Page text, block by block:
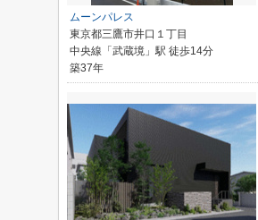
ムーンパレス
東京都三鷹市井口１丁目
中央線「武蔵境」駅 徒歩14分
築37年